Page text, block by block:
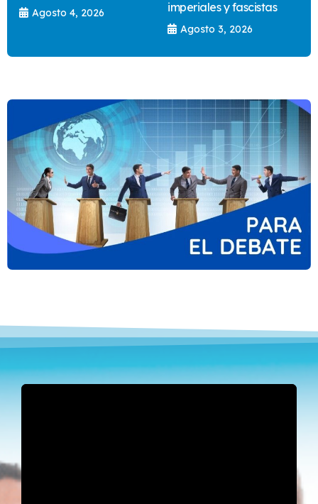
Agosto 4, 2026
imperiales y fascistas
Agosto 3, 2026